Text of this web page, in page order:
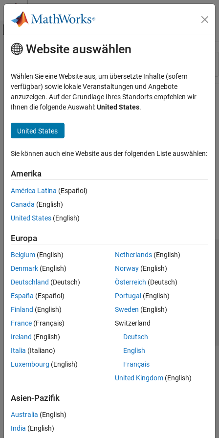
Weiter zum Inhalt
Umschaltung für Off-Canvas-
Ressource
Hauptinhalt
Website auswählen
Wählen Sie eine Website aus, um übersetzte Inhalte (sofern
verfügbar) sowie lokale Veranstaltungen und Angebote
anzuzeigen. Auf der Grundlage Ihres Standorts empfehlen wir
Ihnen die folgende Auswahl:United States.
United States
Sie können auch eine Website aus der folgenden Liste auswählen:
Amerika
América Latina (Español)
Canada (English)
United States (English)
Europa
Belgium (English)
Denmark (English)
Deutschland (Deutsch)
España (Español)
Finland (English)
France (Français)
Ireland (English)
Italia (Italiano)
Luxembourg (English)
Netherlands(English)
Norway(English)
Österreich (Deutsch)
Portugal (English)
Sweden (English)
Switzerland
Deutsch
English
Français
United Kingdom(English)
Asien-Pazifik
Australia (English)
India (English)
Trust Center
Datenschutz-Richtlinien
Datendiebstahl verhindern
Status von Anwendungen
© 1994-2026 The MathWorks, Inc.
Website auswählen
Deutschland